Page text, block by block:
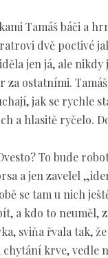
Tamáš báči a
dvě poctivé
jen já, ale
za ostatními.
jak se rychle
a hlasitě ryčelo.
To bude
a jen zavelel
se tam u nich
a kdo to neuměl,
sviňa řvala tak,
krve, vedle